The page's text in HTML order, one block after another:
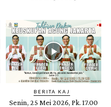
BERITA KAJ
Senin, 25 Mei 2026, Pk. 17.00